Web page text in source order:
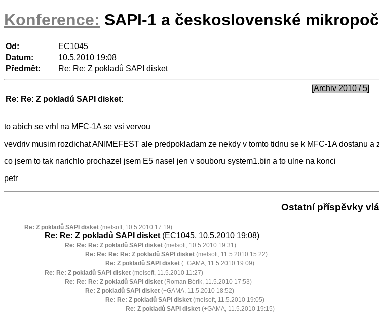
Konference: SAPI-1 a československé
Od:
EC1045
Datum:
10.5.2010 19:08
Předmět:
Re: Re: Z pokladů SAPI disket
[Archiv 2010 / 5]
Re: Re: Z pokladů SAPI disket:
to abich se vrhl na MFC-1A se vsi vervou
vevdriv musim rozdichat ANIMEFEST ale predpokladam ze nekdy v tomto tidnu se k MFC-1A dostanu a
co jsem to tak narichlo prochazel jsem E5 nasel jen v souboru system1.bin a to ulne na konci
petr
Ostatní příspěvky
Re: Z pokladů SAPI disket (melsoft, 10.5.2010 17:19)
Re: Re: Z pokladů SAPI disket (EC1045, 10.5.2010 19:08)
Re: Re: Re: Z pokladů SAPI disket (melsoft, 10.5.2010 19:31)
Re: Re: Re: Re: Z pokladů SAPI disket (melsoft, 11.5.2010 15:22)
Re: Z pokladů SAPI disket (+GAMA, 11.5.2010 19:09)
Re: Re: Z pokladů SAPI disket (melsoft, 11.5.2010 11:27)
Re: Re: Re: Z pokladů SAPI disket (Roman Bórik, 11.5.2010 17:53)
Re: Z pokladů SAPI disket (+GAMA, 11.5.2010 18:52)
Re: Re: Z pokladů SAPI disket (melsoft, 11.5.2010 19:05)
Re: Z pokladů SAPI disket (+GAMA, 11.5.2010 19:15)